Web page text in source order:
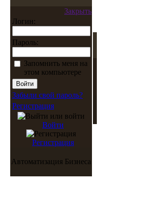
Закрыть
Логин:
Пароль:
Запомнить меня на
этом компьютере
Забыли свой пароль?
Регистрация
Войти
Регистрация
Автоматизация Бизнеса